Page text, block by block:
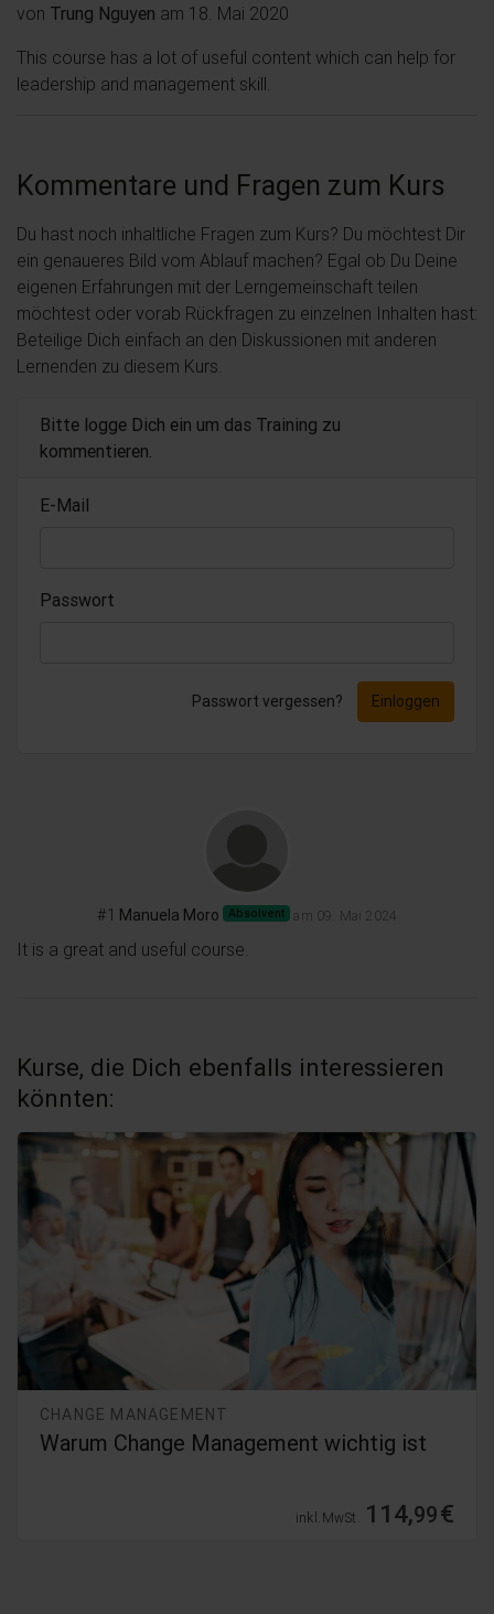
von Trung Nguyen am 18. Mai 2020
This course has a lot of useful content which can help for
leadership and management skill.
Kommentare und Fragen zum Kurs
Du hast noch inhaltliche Fragen zum Kurs? Du möchtest Dir
ein genaueres Bild vom Ablauf machen? Egal ob Du Deine
eigenen Erfahrungen mit der Lerngemeinschaft teilen
möchtest oder vorab Rückfragen zu einzelnen Inhalten hast:
Beteilige Dich einfach an den Diskussionen mit anderen
Lernenden zu diesem Kurs.
Bitte logge Dich ein um das Training zu
kommentieren.
E-Mail
Passwort
Passwort vergessen? Einloggen
#1 Manuela Moro Absolvent am 09. Mai 2024
It is a great and useful course.
Kurse, die Dich ebenfalls interessieren
könnten:
Management wichtig ist Intensivkurs